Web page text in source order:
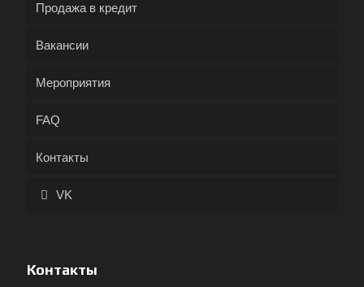
Продажа в кредит
Вакансии
Мероприятия
FAQ
Контакты
VK
Контакты